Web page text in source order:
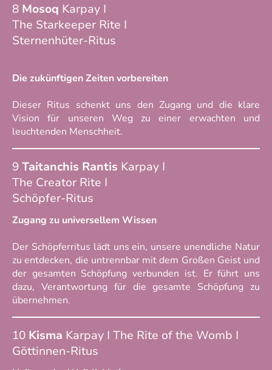
8 Mosoq Karpay I
The Starkeeper Rite I
Sternenhüter-Ritus
Die zukünftigen Zeiten vorbereiten
Dieser Ritus schenkt uns den Zugang und die klare
Vision für unseren Weg zu einer erwachten und
leuchtenden Menschheit.
9Taitanchis Rantis Karpay I
The Creator Rite I
Schöpfer-Ritus
Zugang zu universellem Wissen
Der Schöpferritus lädt uns ein, unsere unendliche Natur
zu entdecken, die untrennbar mit dem Großen Geist und
der gesamten Schöpfung verbunden ist. Er führt uns
dazu, Verantwortung für die gesamte Schöpfung zu
übernehmen.
10 Kisma Karpay I The Rite of the Womb I
Göttinnen-Ritus